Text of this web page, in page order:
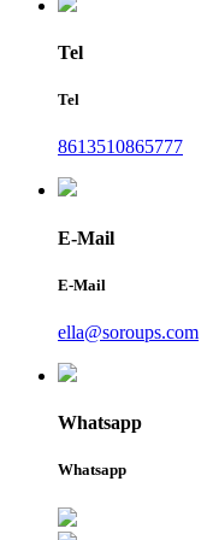
Tel
Tel
8613510865777
E-Mail
E-Mail
ella@soroups.com
Whatsapp
Whatsapp